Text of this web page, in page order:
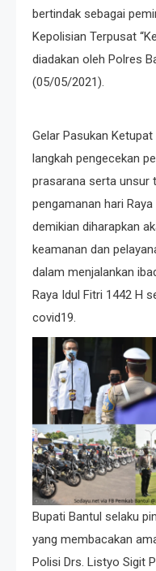
bertindak sebagai
Kepolisian Terpusat
diadakan oleh Polres
(05/05/2021).⁣
Gelar Pasukan
langkah pengecekan
prasarana serta unsur
pengamanan hari
demikian diharapkan
keamanan dan
dalam menjalankan
Raya Idul Fitri 1442 H
covid19.⁣
Bupati Bantul selaku
yang membacakan
Polisi Drs. Listyo Sigit